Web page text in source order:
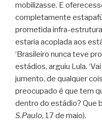
mobilizasse. E
completamente
prometida infra-
estaria acoplada aos
‘Brasileiro nunca teve
estádios, arguiu Lula.
jumento, de qualquer
preocupado é que tem
dentro do estádio? Que
S.Paulo, 17 de maio).